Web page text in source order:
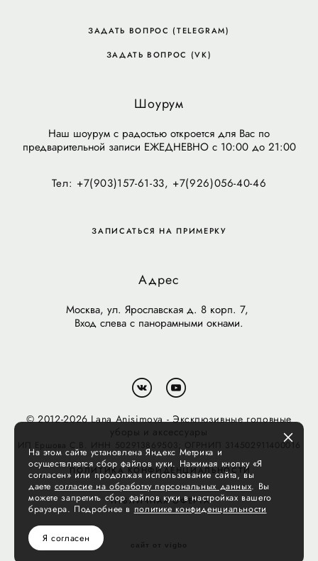
ЗАДАТЬ ВОПРОС (TELEGRAM)
ЗАДАТЬ ВОПРОС (VK)
Шоурум
Наш шоурум с радостью откроется для Вас по
предварительной записи ЕЖЕДНЕВНО с 10:00 до 21:00
Тел: +7(903)157-61-33, +7(926)056-40-46
ЗАПИСАТЬСЯ НА ПРИМЕРКУ
Адрес
Москва, ул. Ярославская д. 8 корп. 7,
Вход слева с панорамными окнами.
© 2012-2026 Lana Anisimova - Эксклюзивные головные
уборы и аксессуары
ИП Ершова С.В. ИНН 502913869503; ОГРНИП 314502911400016
ПОЛИТИКА КОНФИДЕНЦИАЛЬНОСТИ
ПУБЛИЧНАЯ ОФЕРТА
сайт от vigbo
На этом сайте установлена Яндекс Метрика и
осуществляется сбор файлов куки. Нажимая кнопку «Я
согласен» или продолжая использование сайта, вы
даете согласие на обработку персональных данных. Вы
можете запретить сбор файлов куки в настройках вашего
браузера. Подробнее в политике конфиденциальности
Я согласен